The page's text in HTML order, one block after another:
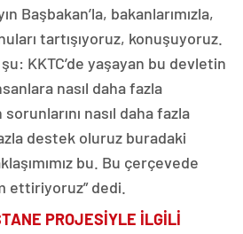
Başbakan’la, bakanlarımızla,
tartışıyoruz, konuşuyoruz.
şu: KKTC’de yaşayan bu devletin
nasıl daha fazla
nasıl daha fazla
destek oluruz buradaki
bu. Bu çerçevede
ettiriyoruz” dedi.
PROJESİYLE İLGİLİ